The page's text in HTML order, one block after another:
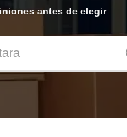
antes de elegir